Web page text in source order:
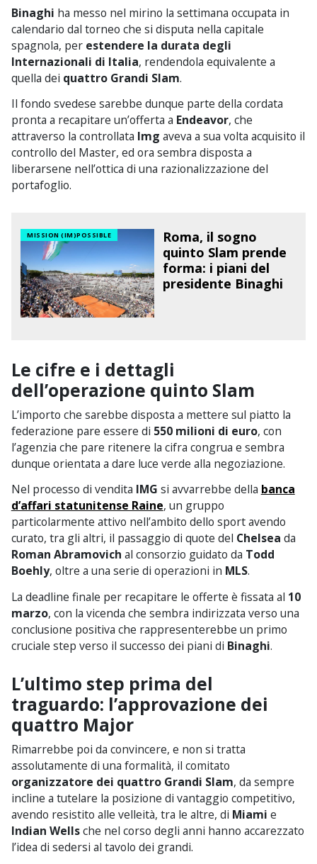
Binaghi ha messo nel mirino la settimana occupata in
calendario dal torneo che si disputa nella capitale
spagnola, per estendere la durata degli
Internazionali di Italia, rendendola equivalente a
quella dei quattro Grandi Slam.
Il fondo svedese sarebbe dunque parte della cordata
pronta a recapitare un’offerta a Endeavor, che
attraverso la controllata Img aveva a sua volta acquisito il
controllo del Master, ed ora sembra disposta a
liberarsene nell’ottica di una razionalizzazione del
portafoglio.
MISSION (IM)POSSIBLE
Roma, il sogno
quinto Slam prende
forma: i piani del
presidente Binaghi
Le cifre e i dettagli
dell’operazione quinto Slam
L’importo che sarebbe disposta a mettere sul piatto la
federazione pare essere di 550 milioni di euro, con
l’agenzia che pare ritenere la cifra congrua e sembra
dunque orientata a dare luce verde alla negoziazione.
Nel processo di vendita IMG si avvarrebbe della banca
d’affari statunitense Raine, un gruppo
particolarmente attivo nell’ambito dello sport avendo
curato, tra gli altri, il passaggio di quote del Chelsea da
Roman Abramovich al consorzio guidato da Todd
Boehly, oltre a una serie di operazioni in MLS.
La deadline finale per recapitare le offerte è fissata al 10
marzo, con la vicenda che sembra indirizzata verso una
conclusione positiva che rappresenterebbe un primo
cruciale step verso il successo dei piani di Binaghi.
L’ultimo step prima del
traguardo: l’approvazione dei
quattro Major
Rimarrebbe poi da convincere, e non si tratta
assolutamente di una formalità, il comitato
organizzatore dei quattro Grandi Slam, da sempre
incline a tutelare la posizione di vantaggio competitivo,
avendo resistito alle velleità, tra le altre, di Miami e
Indian Wellsche nel corso degli anni hanno accarezzato
l’idea di sedersi al tavolo dei grandi.